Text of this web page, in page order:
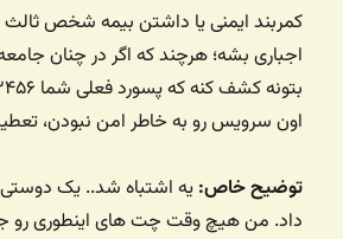
کمربند ایمنی یا داشتن بیمه شخص ثالث
اجباری بشه؛‌ هرچند که اگر در چنان
اون سرویس رو به خاطر امن نبودن،
توضیح خاص: یه اشتباه شد.. یک
داد. من هیچ وقت چت های اینطوری رو